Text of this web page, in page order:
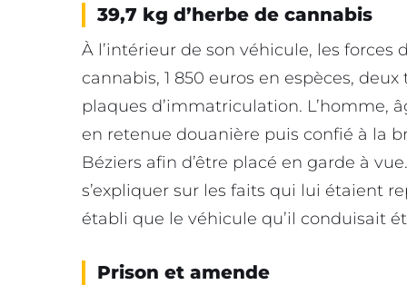
39,7 kg d’herbe de cannabis
À l’intérieur de son véhicule, les forces
cannabis, 1 850 euros en espèces,
plaques d’immatriculation. L’homme,
en retenue douanière puis confié à la
Béziers afin d’être placé en garde à
s’expliquer sur les faits qui lui étaient
établi que le véhicule qu’il conduisait
Prison et amende